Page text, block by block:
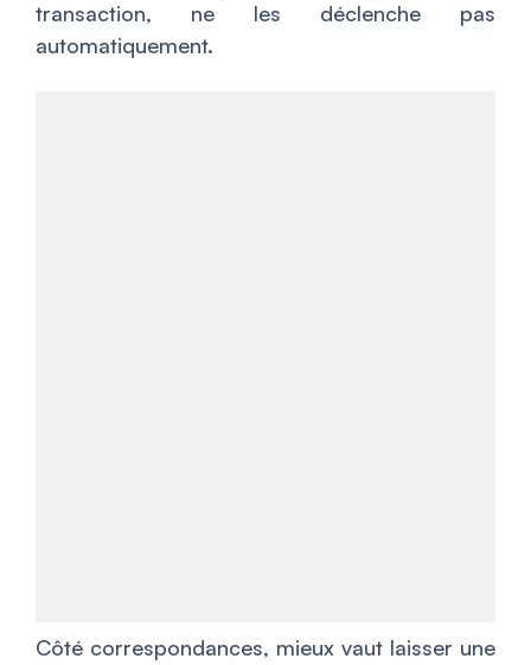
transaction, ne les déclenche pas
automatiquement.
Côté correspondances, mieux vaut laisser une